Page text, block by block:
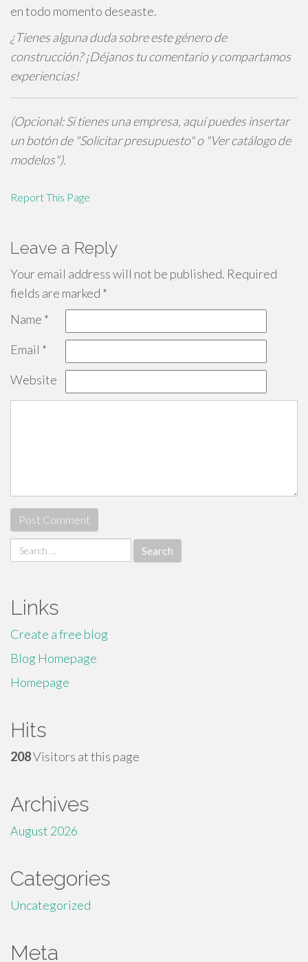
en todo momento deseaste.
¿Tienes alguna duda sobre este género de
construcción? ¡Déjanos tu comentario y compartamos
experiencias!
(Opcional: Si tienes una empresa, aquí puedes insertar
un botón de "Solicitar presupuesto" o "Ver catálogo de
modelos").
Report This Page
Leave a Reply
Your email address will not be published. Required
fields are marked *
Name *
Email *
Website
Search
for:
Links
Create a free blog
Blog Homepage
Homepage
Hits
208Visitors at this page
Archives
August 2026
Categories
Uncategorized
Meta